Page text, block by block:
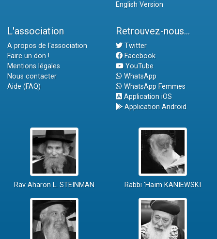
English Version
L'association
A propos de l'association
Faire un don !
Mentions légales
Nous contacter
Aide (FAQ)
Retrouvez-nous...
Twitter
Facebook
YouTube
WhatsApp
WhatsApp Femmes
Application iOS
Application Android
Rav Aharon L. STEINMAN Rabbi 'Haïm KANIEWSKI